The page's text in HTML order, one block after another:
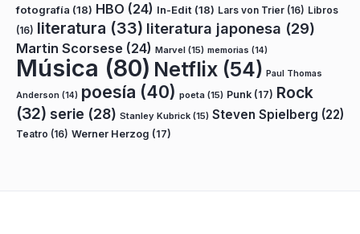
fotografía (18) HBO (24) In-Edit (18) Lars von Trier (16) Libros
(16) literatura (33) literatura japonesa (29)
Martin Scorsese (24) Marvel (15) memorias (14)
Música (80) Netflix (54) Paul Thomas
Anderson (14) poesía (40) poeta (15) Punk (17) Rock
(32) serie (28) Stanley Kubrick (15) Steven Spielberg (22)
Teatro (16) Werner Herzog (17)